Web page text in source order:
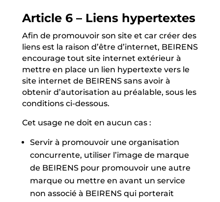
Article 6 – Liens hypertextes
Afin de promouvoir son site et car créer des
liens est la raison d’être d’internet, BEIRENS
encourage tout site internet extérieur à
mettre en place un lien hypertexte vers le
site internet de BEIRENS sans avoir à
obtenir d’autorisation au préalable, sous les
conditions ci-dessous.
Cet usage ne doit en aucun cas :
Servir à promouvoir une organisation
concurrente, utiliser l’image de marque
de BEIRENS pour promouvoir une autre
marque ou mettre en avant un service
non associé à BEIRENS qui porterait